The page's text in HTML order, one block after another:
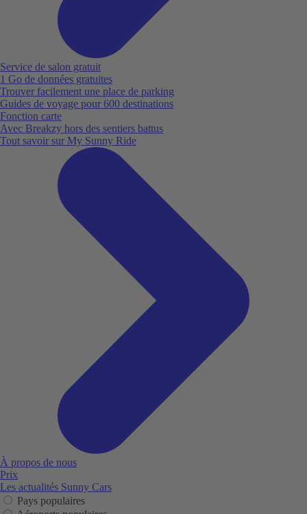
Service de salon gratuit
1 Go de données gratuites
Trouver facilement une place de parking
Guides de voyage pour 600 destinations
Fonction carte
Avec Breakzy hors des sentiers battus
Tout savoir sur My Sunny Ride
À propos de nous
Prix
Les actualités Sunny Cars
Pays populaires